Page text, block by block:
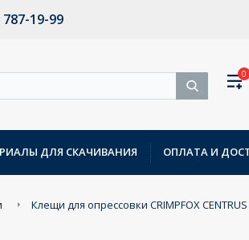
787-19-99
0
ДЛЯ СКАЧИВАНИЯ ОПЛАТА И
Клещи для опрессовки CRIMPFOX